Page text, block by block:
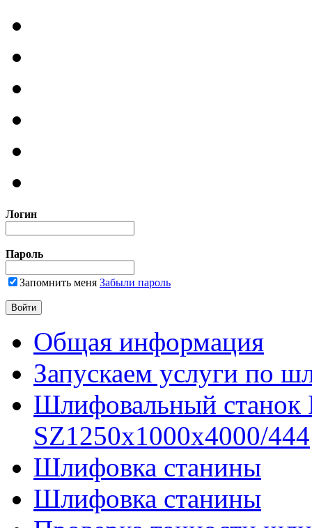
Логин
Пароль
Запомнить меня Забыли пароль
Общая информация
Запускаем услуги по
Шлифовальный
SZ1250x1000x4000/444
Шлифовка станины
Шлифовка станины